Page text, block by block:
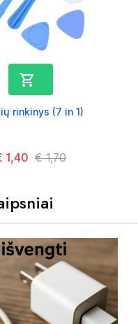

rinkinys (7 in 1)
1,40 Kaina
€ 1,70